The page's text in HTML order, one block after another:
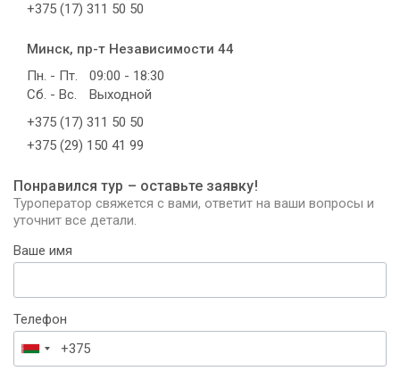
+375 (17) 311 50 50
Минск, пр-т Независимости 44
Пн. - Пт.
09:00 - 18:30
Сб. - Вс.
Выходной
+375 (17) 311 50 50
+375 (29) 150 41 99
Понравился тур – оставьте заявку!
Туроператор свяжется с вами, ответит на ваши вопросы и
уточнит все детали.
Ваше имя
Телефон
Беларусь
+375